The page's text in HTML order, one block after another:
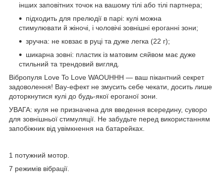
інших заповітних точок на вашому тілі або тілі партнера;
підходить для прелюдії в парі: кулі можна
стимулювати й жіночі, і чоловічі зовнішні ероганні зони;
зручна: не ковзає в руці та дуже легка (22 г);
шикарна зовні: пластик із матовим сяйвом має дуже
стильний та трендовий вигляд.
Вібропуля Love To Love WAOUHHH — ваш пікантний секрет
задоволення! Вау-ефект не змусить себе чекати, досить лише
доторкнутися кулі до будь-якої ероганої зони.
УВАГА: куля не призначена для введення всередину, суворо
для зовнішньої стимуляції. Не забудьте перед використанням
запобіжник від увімкнення на батарейках.
1 потужний мотор.
7 режимів вібрації.